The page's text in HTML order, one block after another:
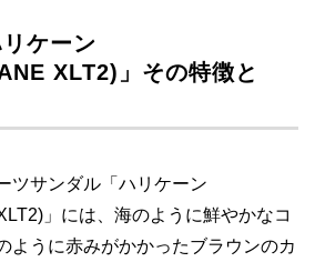
ケーン
XLT2)」その特徴と
ツサンダル「ハリケーン
」には、海のように鮮やかなコ
ように赤みがかかったブラウンのカ